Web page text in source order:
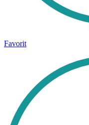
Favorit